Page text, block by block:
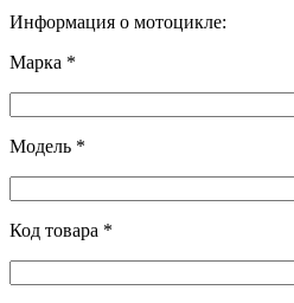
Информация о мотоцикле:
Марка *
Модель *
Код товара *